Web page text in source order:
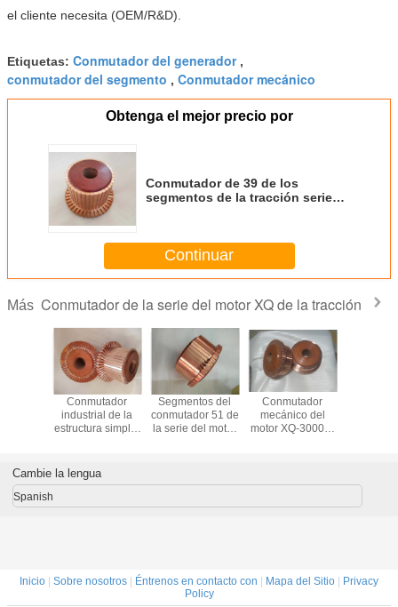
el cliente necesita (OEM/R&D).
Etiquetas: Conmutador del generador,
conmutador del segmento , Conmutador mecánico
Obtenga el mejor precio por
Conmutador de 39 de los
segmentos de la tracción series
Continuar
Más Conmutador de la serie del motor XQ de la tracción
Conmutador
industrial de la
estructura simple,
59 segmentos
Segmentos del
conmutador 51 de
la serie del motor
eléctrico
Conmutador
mecánico del
motor XQ-3000-3
segmentos
Cambie la lengua
Spanish
Inicio Sobre nosotros Éntrenos en contacto con Mapa del Sitio
Privacy
Policy